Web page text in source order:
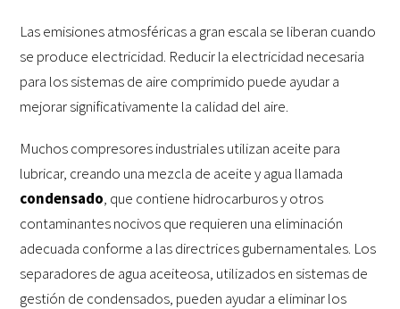
Las emisiones atmosféricas a gran escala se liberan cuando
se produce electricidad. Reducir la electricidad necesaria
para los sistemas de aire comprimido puede ayudar a
mejorar significativamente la calidad del aire.
Muchos compresores industriales utilizan aceite para
lubricar, creando una mezcla de aceite y agua llamada
condensado, que contiene hidrocarburos y otros
contaminantes nocivos que requieren una eliminación
adecuada conforme a las directrices gubernamentales. Los
separadores de agua aceiteosa, utilizados en sistemas de
gestión de condensados, pueden ayudar a eliminar los